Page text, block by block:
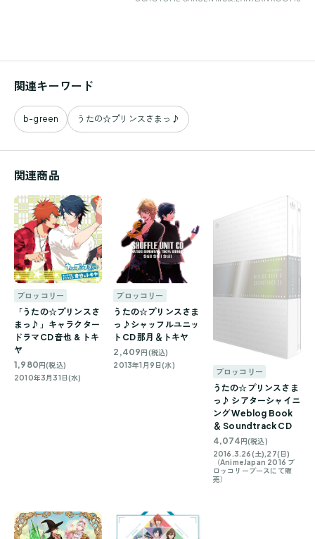
関連キーワード
b-green うたの☆プリンスさまっ♪
関連商品
ブロッコリー
「うたの☆プリンスさ
まっ♪」キャラクター
ドラマCD 音也 & トキ
ヤ
1,980円(税込)
2010年3月31日(水)
ブロッコリー
うたの☆プリンスさま
っ♪シャッフルユニッ
トCD 那月＆トキヤ
2,409円(税込)
2013年1月9日(水)
ブロッコリー
うたの☆プリンスさま
っ♪ シアターシャイニ
ング Weblog Book
＆ Soundtrack CD
4,074円(税込)
2016.3.26(土),27(日)
（AnimeJapan 2016 ブ
ロッコリーブースにて販
売）